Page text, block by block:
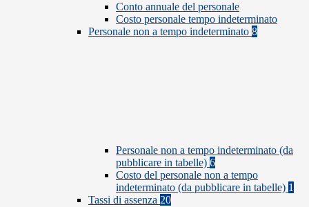
Conto annuale del personale
Costo personale tempo indeterminato
Personale non a tempo indeterminato 8
Personale non a tempo indeterminato (da
pubblicare in tabelle) 6
Costo del personale non a tempo
indeterminato (da pubblicare in tabelle) 1
Tassi di assenza 20